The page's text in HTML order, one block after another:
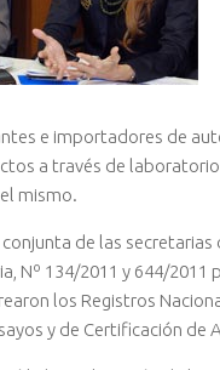
e importadores de
a través de
mismo.
de las secretarias
Nº 134/2011 y 644/2011
los Registros
y de Certificación de